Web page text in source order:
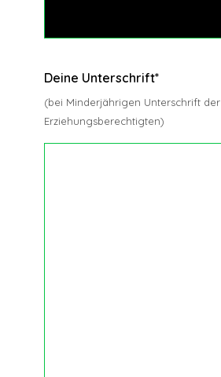
Deine Unterschrift*
(bei Minderjährigen Unterschrift der
Erziehungsberechtigten)